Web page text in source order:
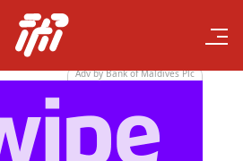
Adv by Bank of Maldives Plc